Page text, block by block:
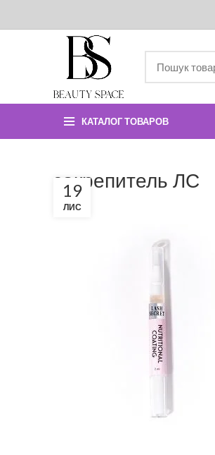
КАТАЛОГ ТОВАРОВ
закрепитель ЛС
19
ЛИС